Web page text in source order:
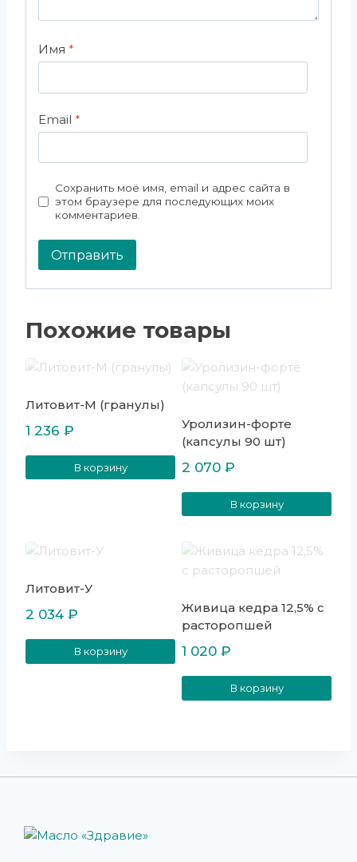
Имя *
Email *
Сохранить моё имя, email и адрес сайта в
этом браузере для последующих моих
комментариев.
Похожие товары
Литовит-М (гранулы)
1 236 ₽
В корзину
Уролизин-форте
(капсулы 90 шт)
2 070 ₽
В корзину
Литовит-У
2 034 ₽
В корзину
Живица кедра 12,5% с
расторопшей
1 020 ₽
В корзину